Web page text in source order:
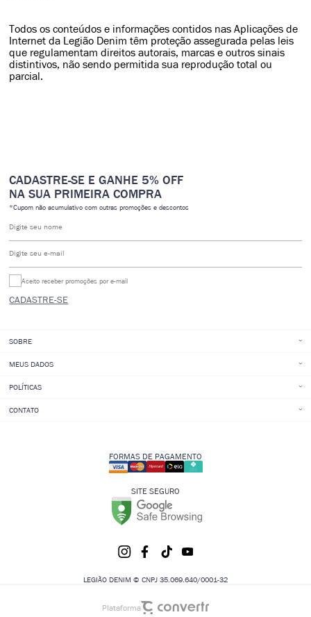
Todos os conteúdos e informações contidos nas Aplicações de
Internet da Legião Denim têm proteção assegurada pelas leis
que regulamentam direitos autorais, marcas e outros sinais
distintivos, não sendo permitida sua reprodução total ou
parcial.
CADASTRE-SE E GANHE 5% OFF
NA SUA PRIMEIRA COMPRA
*Cupom não acumulativo com outras promoções e descontos
Digite seu nome
Digite seu e-mail
CADASTRE-SE
Aceito receber promoções por e-mail
SOBRE
MEUS DADOS
POLÍTICAS
CONTATO
FORMAS DE PAGAMENTO
SITE SEGURO
LEGIÃO DENIM © CNPJ 35.069.640/0001-32
Plataforma